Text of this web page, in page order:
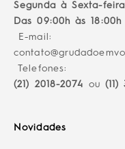
Segunda à Sexta-feira
Das 09:00h às 18:00h
E-mail:
Telefones:
(21) 2018-2074
ou (11)
Novidades